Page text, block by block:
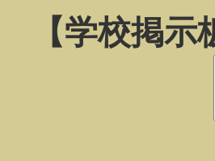
【学校掲示